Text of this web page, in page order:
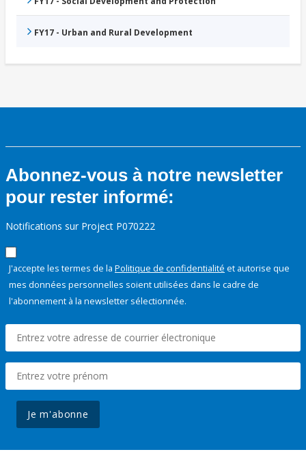
FY17 - Urban and Rural Development
Abonnez-vous à notre newsletter
pour rester informé:
Notifications sur Project P070222
J'accepte les termes de la Politique de confidentialité et autorise que
mes données personnelles soient utilisées dans le cadre de
l'abonnement à la newsletter sélectionnée.
Je m'abonne